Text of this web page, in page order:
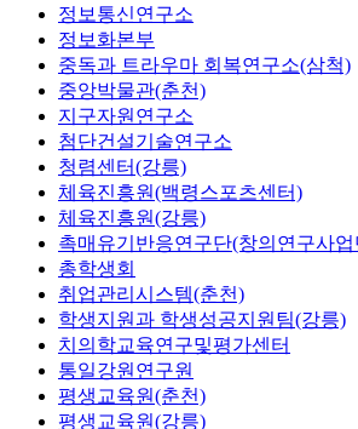
정보통신연구소
정보화본부
중독과 트라우마 회복연구소(삼척)
중앙박물관(춘천)
지구자원연구소
첨단건설기술연구소
청렴센터(강릉)
체육진흥원(백령스포츠센터)
체육진흥원(강릉)
촉매유기반응연구단(창의연구사업
총학생회
취업관리시스템(춘천)
학생지원과 학생성공지원팀(강릉)
치의학교육연구및평가센터
통일강원연구원
평생교육원(춘천)
평생교육원(강릉)